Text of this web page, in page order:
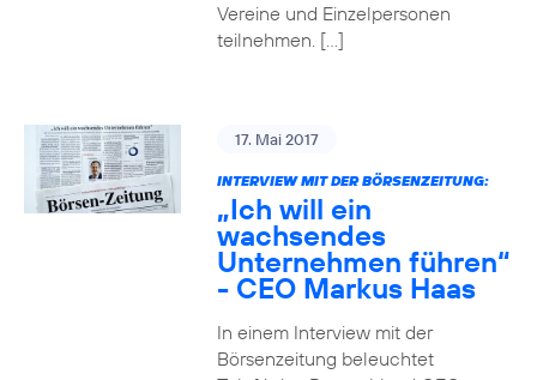
Vereine und Einzelpersonen
teilnehmen. […]
17. Mai 2017
INTERVIEW MIT DER BÖRSENZEITUNG:
„Ich will ein
wachsendes
Unternehmen führen“
- CEO Markus Haas
In einem Interview mit der
Börsenzeitung beleuchtet